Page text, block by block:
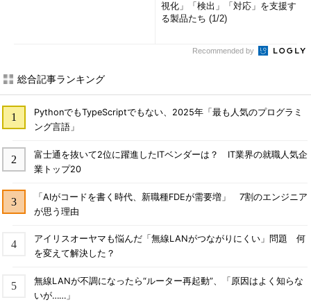
視化」「検出」「対応」を支援す
る製品たち (1/2)
Recommended by
総合記事ランキング
PythonでもTypeScriptでもない、2025年「最も人気のプログラミ
ング言語」
富士通を抜いて2位に躍進したITベンダーは？ IT業界の就職人気企
業トップ20
「AIがコードを書く時代、新職種FDEが需要増」 7割のエンジニア
が思う理由
アイリスオーヤマも悩んだ「無線LANがつながりにくい」問題 何
を変えて解決した？
無線LANが不調になったら“ルーター再起動”、「原因はよく知らな
いが……」